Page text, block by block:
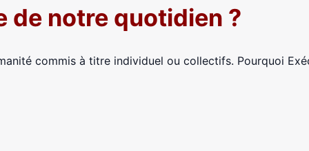
de notre quotidien ?
commis à titre individuel ou collectifs. Pourquoi